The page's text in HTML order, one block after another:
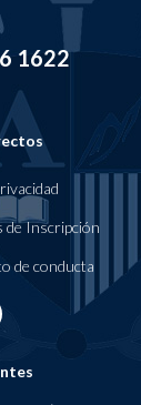
1622
de Inscripción
de conducta